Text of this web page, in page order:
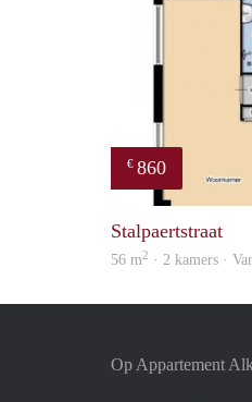
€ 860
Stalpaertstraat
56 m2 · 2 kamers ·
Op Appartement